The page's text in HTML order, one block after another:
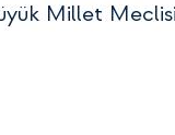
Millet